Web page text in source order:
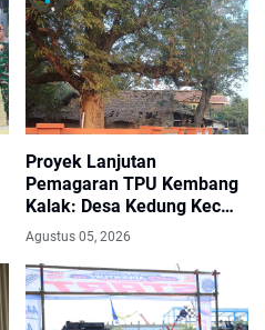
Proyek Lanjutan
Pemagaran TPU Kembang
Kalak: Desa Kedung Kec
Gunung Kaler, Dari Aspirasi
Apresiasi Seriyus Dari
Masyarakat Kinerjanya
Sangat Luar Biasa
Agustus 05, 2026